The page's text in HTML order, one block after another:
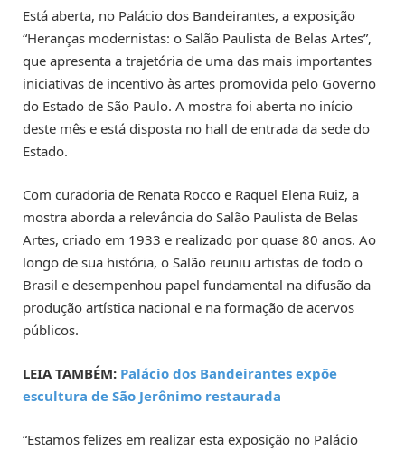
Está aberta, no Palácio dos Bandeirantes, a exposição
“Heranças modernistas: o Salão Paulista de Belas Artes”,
que apresenta a trajetória de uma das mais importantes
iniciativas de incentivo às artes promovida pelo Governo
do Estado de São Paulo. A mostra foi aberta no início
deste mês e está disposta no hall de entrada da sede do
Estado.
Com curadoria de Renata Rocco e Raquel Elena Ruiz, a
mostra aborda a relevância do Salão Paulista de Belas
Artes, criado em 1933 e realizado por quase 80 anos. Ao
longo de sua história, o Salão reuniu artistas de todo o
Brasil e desempenhou papel fundamental na difusão da
produção artística nacional e na formação de acervos
públicos.
LEIA TAMBÉM: Palácio dos Bandeirantes expõe
escultura de São Jerônimo restaurada
“Estamos felizes em realizar esta exposição no Palácio